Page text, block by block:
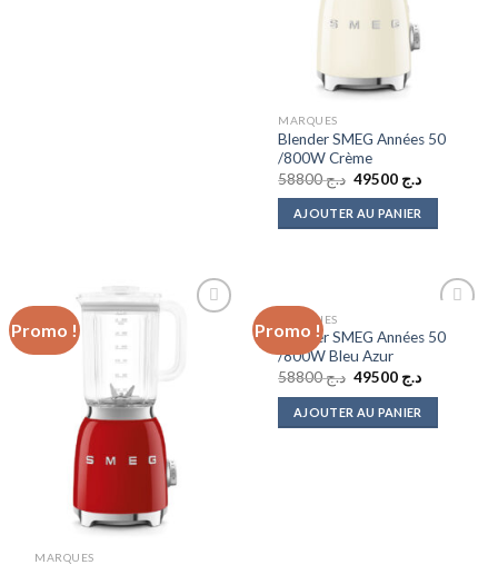
MARQUES
Blender SMEG Années 50
/800W Crème
د.ج58800
Le
initial
était :
د.ج 58800.
د.جLe
est :
AJOUTER AU PANIER
Promo !
MARQUES
Promo !
wishlist
MARQUES
Blender SMEG Années 50
/800W Bleu Azur
د.ج58800
Le
initial
était :
د.ج 58800.
د.جLe
est :
AJOUTER AU PANIER